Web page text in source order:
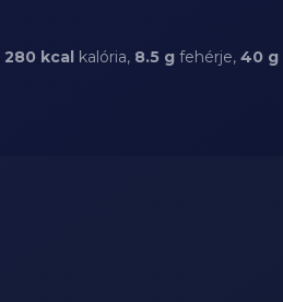
280 kcal kalória, 8.5 g fehérje, 40 g